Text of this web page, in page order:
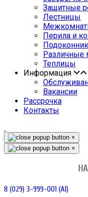
Защитные
Лестницы
Перила и
Различные
Теплицы
Информация
Вакансии
Рассрочка
Контакты
×
×
8 (029) 3-999-001 (A1)